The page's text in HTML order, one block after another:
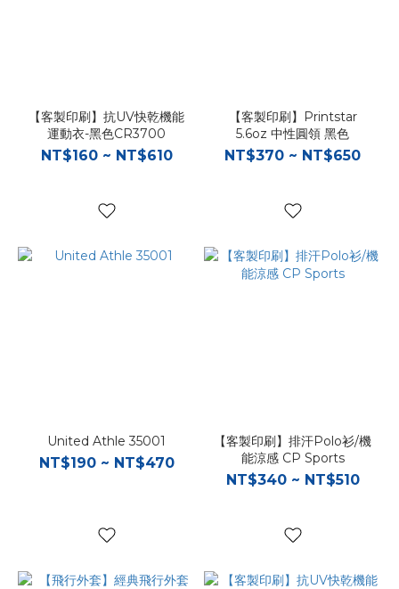
【客製印刷】抗UV快乾機能
運動衣-黑色CR3700
NT$160 ~ NT$610
【客製印刷】Printstar
5.6oz 中性圓領 黑色
NT$370 ~ NT$650
United Athle 35001
NT$190 ~ NT$470
【客製印刷】排汗Polo衫/機
能涼感 CP Sports
NT$340 ~ NT$510